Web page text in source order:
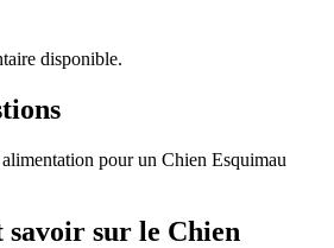
disponible.
pour un Chien Esquimau
sur le Chien